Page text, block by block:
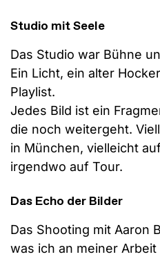
Studio mit Seele
Das Studio war Bühne
Ein Licht, ein alter
Playlist.
Jedes Bild ist ein
die noch weitergeht.
in München, vielleicht
irgendwo auf Tour.
Das Echo der Bilder
Das Shooting mit Aaron
was ich an meiner